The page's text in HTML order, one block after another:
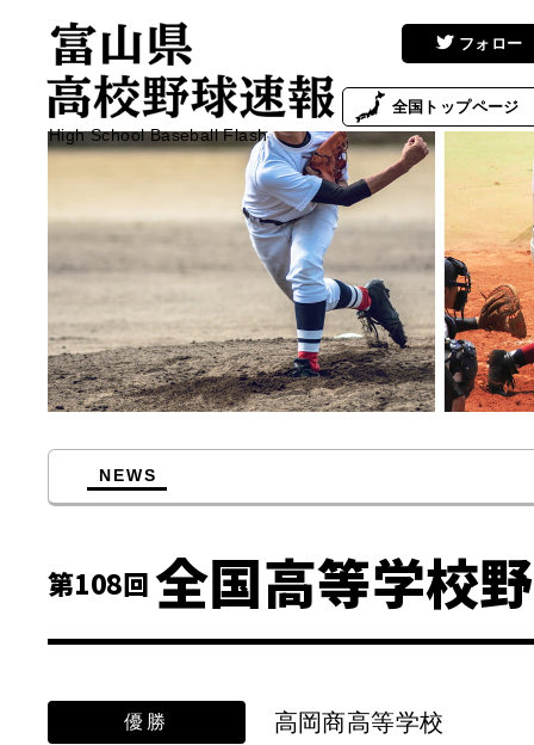
High School Baseball Flash
フォロー
全国 トップページ
NEWS
第108回 全国高等学校
優勝 高岡商高等学校